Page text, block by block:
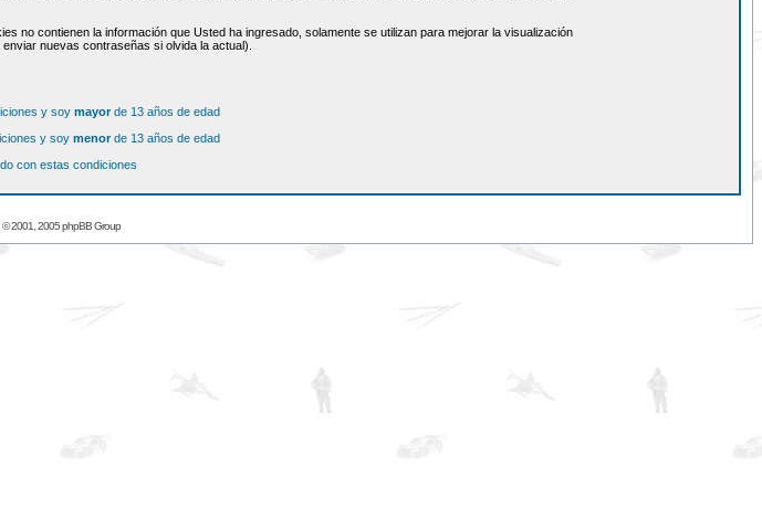
no contienen la información que Usted ha ingresado, solamente se utilizan para mejorar la visualización
nuevas contraseñas si olvida la actual).
y soy mayorde 13 años de edad
y soy menorde 13 años de edad
con estas condiciones
© 2001, 2005 phpBB Group